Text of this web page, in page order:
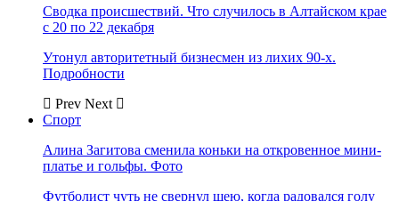
Сводка происшествий. Что случилось в Алтайском крае
с 20 по 22 декабря
Утонул авторитетный бизнесмен из лихих 90-х.
Подробности
Prev Next
Спорт
Алина Загитова сменила коньки на откровенное мини-
платье и гольфы. Фото
Футболист чуть не свернул шею, когда радовался голу